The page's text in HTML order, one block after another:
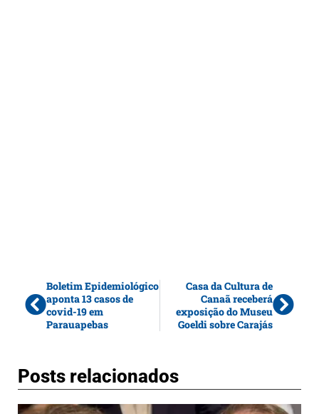
Boletim Epidemiológico
aponta 13 casos de
covid-19 em
Parauapebas
Casa da Cultura de
Canaã receberá
exposição do Museu
Goeldi sobre Carajás
Posts relacionados